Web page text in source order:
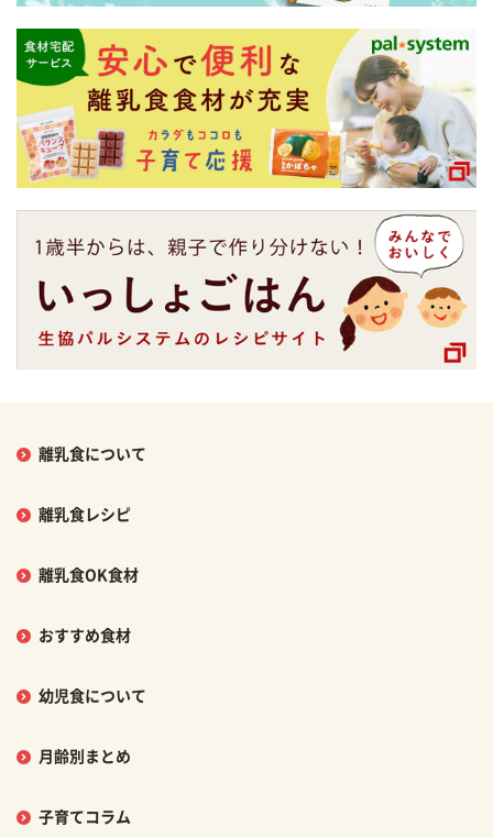
離乳食について
離乳食レシピ
離乳食OK食材
おすすめ食材
幼児食について
月齢別まとめ
子育てコラム